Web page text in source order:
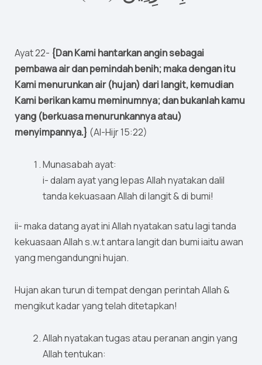
Ayat 22- {Dan Kami hantarkan angin sebagai
pembawa air dan pemindah benih; maka dengan itu
Kami menurunkan air (hujan) dari langit, kemudian
Kami berikan kamu meminumnya; dan bukanlah kamu
yang (berkuasa menurunkannya atau)
menyimpannya.} (Al-Hijr 15:22)
Munasabah ayat:
i- dalam ayat yang lepas Allah nyatakan dalil
tanda kekuasaan Allah di langit & di bumi!
ii- maka datang ayat ini Allah nyatakan satu lagi tanda
kekuasaan Allah s.w.t antara langit dan bumi iaitu awan
yang mengandungni hujan.
Hujan akan turun di tempat dengan perintah Allah &
mengikut kadar yang telah ditetapkan!
Allah nyatakan tugas atau peranan angin yang
Allah tentukan: